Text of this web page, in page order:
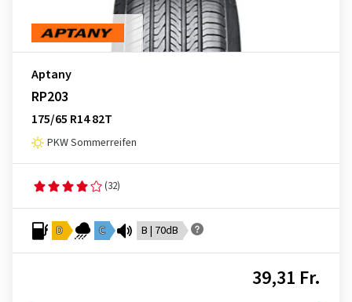
Aptany
RP203
175/65 R14 82T
PKW Sommerreifen
(32)
D C B | 70dB
39,31 Fr.